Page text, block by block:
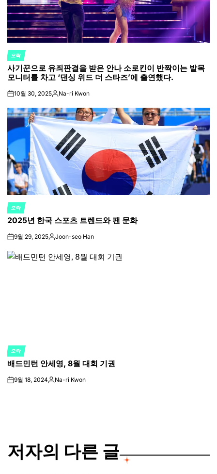
POSTED
IN
오락
사기꾼으로 유죄판결을 받은 안나 소로킨이 반짝이는 발목
모니터를 차고 ‘댄싱 위드 더 스타즈’에 출연했다.
on10월 30, 2025Posted
Na-ri Kwon
POSTED
IN
오락
2025년 한국 스포츠 트렌드와 팬 문화
on9월 29, 2025Posted
Joon-seo Han
POSTED
IN
오락
배드민턴 안세영, 8월 대회 기권
on9월 18, 2024Posted
Na-ri Kwon
저자의 다른 글